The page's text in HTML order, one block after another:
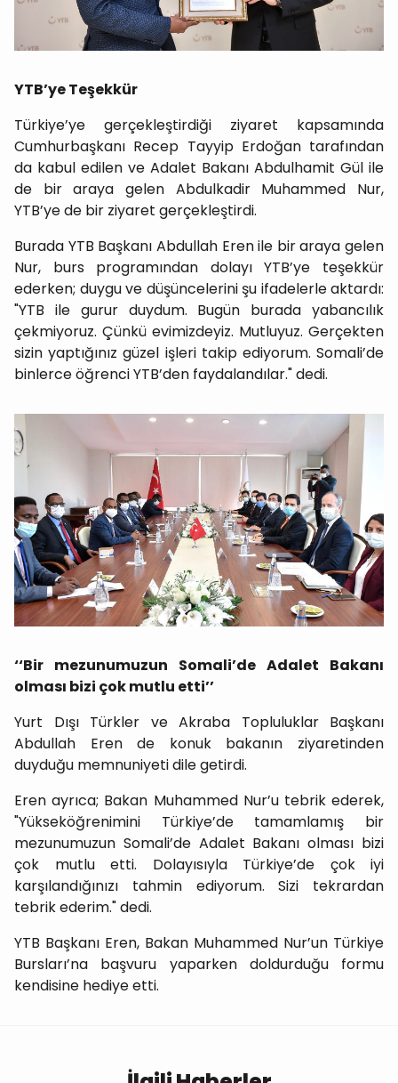
YTB’ye Teşekkür
Türkiye’ye gerçekleştirdiği ziyaret kapsamında
Cumhurbaşkanı Recep Tayyip Erdoğan tarafından
da kabul edilen ve Adalet Bakanı Abdulhamit Gül ile
de bir araya gelen Abdulkadir Muhammed Nur,
YTB’ye de bir ziyaret gerçekleştirdi.
Burada YTB Başkanı Abdullah Eren ile bir araya gelen
Nur, burs programından dolayı YTB’ye teşekkür
ederken; duygu ve düşüncelerini şu ifadelerle aktardı:
"YTB ile gurur duydum. Bugün burada yabancılık
çekmiyoruz. Çünkü evimizdeyiz. Mutluyuz. Gerçekten
sizin yaptığınız güzel işleri takip ediyorum. Somali’de
binlerce öğrenci YTB’den faydalandılar." dedi.
‘‘Bir mezunumuzun Somali’de Adalet Bakanı
olması bizi çok mutlu etti’’
Yurt Dışı Türkler ve Akraba Topluluklar Başkanı
Abdullah Eren de konuk bakanın ziyaretinden
duyduğu memnuniyeti dile getirdi.
Eren ayrıca; Bakan Muhammed Nur’u tebrik ederek,
"Yükseköğrenimini Türkiye’de tamamlamış bir
mezunumuzun Somali’de Adalet Bakanı olması bizi
çok mutlu etti. Dolayısıyla Türkiye’de çok iyi
karşılandığınızı tahmin ediyorum. Sizi tekrardan
tebrik ederim." dedi.
YTB Başkanı Eren, Bakan Muhammed Nur’un Türkiye
Bursları’na başvuru yaparken doldurduğu formu
kendisine hediye etti.